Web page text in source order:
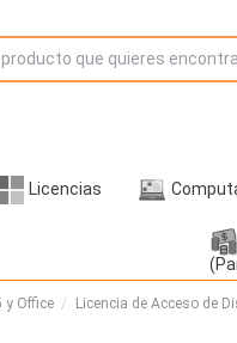
Licencias
y Office Licencia de Acceso de